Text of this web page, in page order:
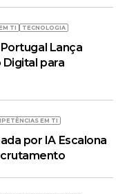
TI TECNOLOGIA
Lança
Digital para
EM TI
por IA Escalona